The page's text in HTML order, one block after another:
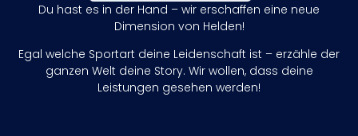
Du hast es in der Hand – wir erschaffen eine neue
Dimension von Helden!
Egal welche Sportart deine Leidenschaft ist – erzähle der
ganzen Welt deine Story. Wir wollen, dass deine
Leistungen gesehen werden!